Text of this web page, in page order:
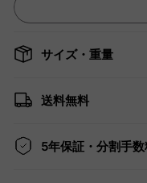
サイズ・重量
送料無料
5年保証・分割手